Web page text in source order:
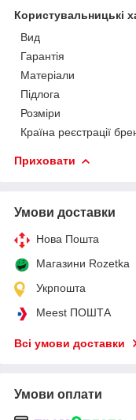
Користувальницькі
Вид
Гарантія
Матеріали
Підлога
Розміри
Країна реєстрації
Приховати
Умови доставки
Нова Пошта
Магазини Rozetka
Укрпошта
Meest ПОШТА
Всі умови доставки
Умови оплати